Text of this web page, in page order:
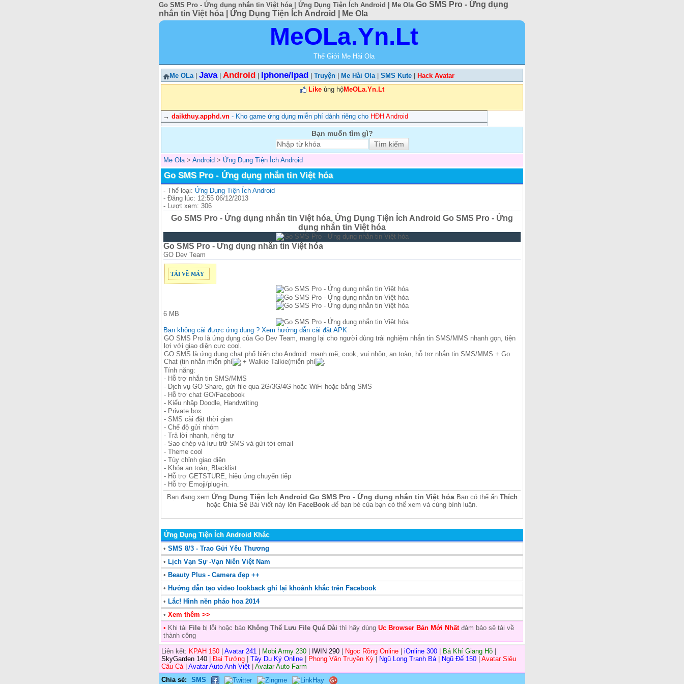
Go SMS Pro - Ứng dụng nhắn tin Việt hóa | Ứng Dụng Tiện Ích Android | Me Ola Go SMS Pro - Ứng dụng
nhắn tin Việt hóa | Ứng Dụng Tiện Ích Android | Me Ola
MeOLa.Yn.Lt
Thế Giới Me Hài Ola
Me OLa| Java| Android Iphone/Ipad Truyện Me Hài Ola| SMS Kute
Hack Avatar
Like ủng hộMeOLa.Yn.Lt
→ daikthuy.apphd.vn - Kho game ứng dụng miễn phí dành riêng cho HĐH Android
Bạn muốn tìm gì?
Me Ola> Android > Ứng Dụng Tiện Ích Android
Go SMS Pro - Ứng dụng nhắn tin Việt hóa
- Thể loại: Ứng Dụng Tiện Ích Android
- Đăng lúc: 12:55 06/12/2013
- Lượt xem: 306
Go SMS Pro - Ứng dụng nhắn tin Việt hóa, Ứng Dụng Tiện Ích Android Go SMS Pro - Ứng
dụng nhắn tin Việt hóa
Go SMS Pro - Ứng dụng nhắn tin Việt hóa
GO Dev Team
TẢI VỀ MÁY
6 MB
Bạn không cài được ứng dụng ? Xem hướng dẫn cài đặt APK
GO SMS Pro là ứng dụng của Go Dev Team, mang lại cho người dùng trải nghiệm nhắn tin SMS/MMS nhanh gọn, tiện
lợi với giao diện cực cool.
GO SMS là ứng dụng chat phổ biến cho Android: mạnh mẽ, cook, vui nhộn, an toàn, hỗ trợ nhắn tin SMS/MMS + Go
Chat (tin nhắn miễn phí
+ Walkie Talkie(miễn phí
Tính năng:
- Hỗ trợ nhắn tin SMS/MMS
- Dịch vụ GO Share, gửi file qua 2G/3G/4G hoặc WiFi hoặc bằng SMS
- Hỗ trợ chat GO/Facebook
- Kiểu nhập Doodle, Handwriting
- Private box
- SMS cài đặt thời gian
- Chế độ gửi nhóm
- Trả lời nhanh, riêng tư
- Sao chép và lưu trữ SMS và gửi tới email
- Theme cool
- Tùy chỉnh giao diện
- Khóa an toàn, Blacklist
- Hỗ trợ GETSTURE, hiệu ứng chuyển tiếp
- Hỗ trợ Emoji/plug-in.
Bạn đang xem Ứng Dụng Tiện Ích Android Go SMS Pro - Ứng dụng nhắn tin Việt hóaBạn có thể ấn Thích
hoặc Chia Sẻ Bài Viết này lên FaceBook để bạn bè của bạn có thể xem và cùng bình luận.
Ứng Dụng Tiện Ích Android Khác
• SMS 8/3 - Trao Gửi Yêu Thương
• Lịch Vạn Sự -Vạn Niên Việt Nam
• Beauty Plus - Camera đẹp ++
• Hướng dẫn tạo video lookback ghi lại khoảnh khắc trên Facebook
• Lắc! Hình nền pháo hoa 2014
• Xem thêm >>
• Khi tải File bị lỗi hoặc báo Không Thể Lưu File Quá Dài thì hãy dùng Uc Browser Bản Mới Nhấtđảm bảo sẽ tải về
thành công
Liên kết: KPAH 150 Avatar 241 Mobi Army 230 IWIN 290 Ngọc Rồng Online iOnline 300 Bá Khí Giang Hồ
SkyGarden 140
Đại Tướng Tây Du Ký Online Phong Vân Truyền Kỳ Ngũ Long Tranh Bá| Ngũ Đế 150
Avatar Siêu
Câu Cá| Avatar Auto Anh Việt
Avatar Auto Farm
Chia sẻ:
SMS